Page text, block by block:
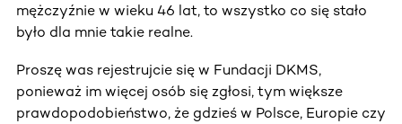
mężczyźnie w wieku 46 lat, to wszystko co się stało
było dla mnie takie realne.
Proszę was rejestrujcie się w Fundacji DKMS,
ponieważ im więcej osób się zgłosi, tym większe
prawdopodobieństwo, że gdzieś w Polsce, Europie czy